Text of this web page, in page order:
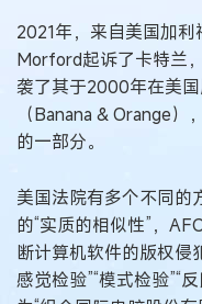
2021年，来自美国加
Morford起诉了卡特兰
袭了其于2000年在美
（Banana & Orange
的一部分。
美国法院有多个不同的
的“实质的相似性”，
断计算机软件的版权侵
感觉检验”“模式检验”“